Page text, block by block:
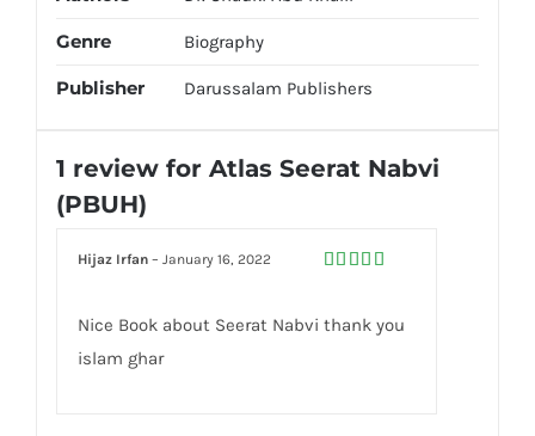
Genre Biography
Publisher Darussalam Publishers
1 review for Atlas Seerat Nabvi
(PBUH)
Hijaz Irfan– January 16, 2022
Nice Book about Seerat Nabvi thank you
islam ghar